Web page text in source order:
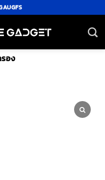
อง